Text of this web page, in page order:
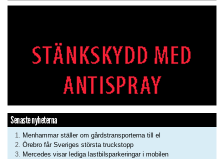
Senaste nyheterna
Menhammar ställer om gårdstransporterna till el
Örebro får Sveriges största truckstopp
Mercedes visar lediga lastbilsparkeringar i mobilen